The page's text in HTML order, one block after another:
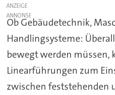
ANZEIGE
Ob Gebäudetechnik,
Handlingsysteme:
bewegt werden müssen,
Linearführungen zum
zwischen feststehenden